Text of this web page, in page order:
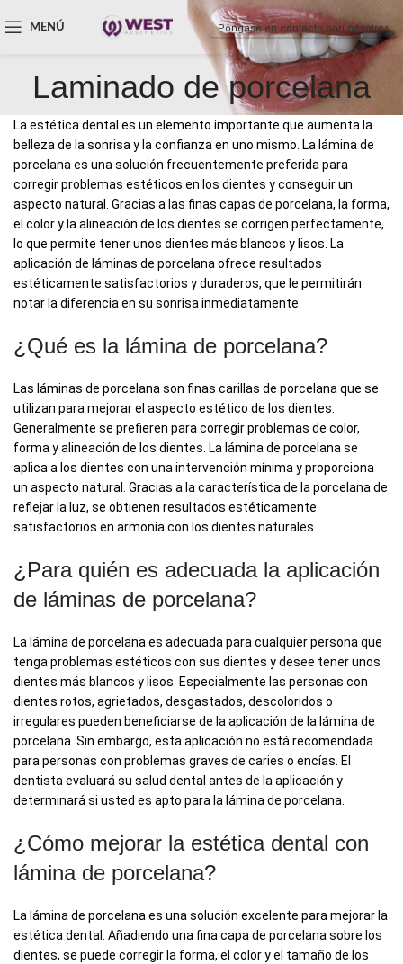
MENÚ Póngase en contacto con nosotros
Laminado de porcelana
La estética dental es un elemento importante que aumenta la
belleza de la sonrisa y la confianza en uno mismo. La lámina de
porcelana es una solución frecuentemente preferida para
corregir problemas estéticos en los dientes y conseguir un
aspecto natural. Gracias a las finas capas de porcelana, la forma,
el color y la alineación de los dientes se corrigen perfectamente,
lo que permite tener unos dientes más blancos y lisos. La
aplicación de láminas de porcelana ofrece resultados
estéticamente satisfactorios y duraderos, que le permitirán
notar la diferencia en su sonrisa inmediatamente.
¿Qué es la lámina de porcelana?
Las láminas de porcelana son finas carillas de porcelana que se
utilizan para mejorar el aspecto estético de los dientes.
Generalmente se prefieren para corregir problemas de color,
forma y alineación de los dientes. La lámina de porcelana se
aplica a los dientes con una intervención mínima y proporciona
un aspecto natural. Gracias a la característica de la porcelana de
reflejar la luz, se obtienen resultados estéticamente
satisfactorios en armonía con los dientes naturales.
¿Para quién es adecuada la aplicación
de láminas de porcelana?
La lámina de porcelana es adecuada para cualquier persona que
tenga problemas estéticos con sus dientes y desee tener unos
dientes más blancos y lisos. Especialmente las personas con
dientes rotos, agrietados, desgastados, descoloridos o
irregulares pueden beneficiarse de la aplicación de la lámina de
porcelana. Sin embargo, esta aplicación no está recomendada
para personas con problemas graves de caries o encías. El
dentista evaluará su salud dental antes de la aplicación y
determinará si usted es apto para la lámina de porcelana.
¿Cómo mejorar la estética dental con
lámina de porcelana?
La lámina de porcelana es una solución excelente para mejorar la
estética dental. Añadiendo una fina capa de porcelana sobre los
dientes, se puede corregir la forma, el color y el tamaño de los